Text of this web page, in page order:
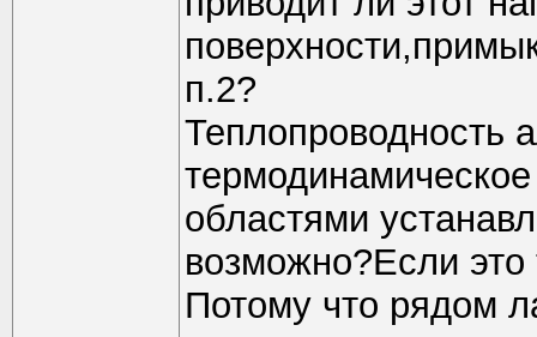
п.2?
Теплопроводность
областями
возможно?Если это
Потому что рядом